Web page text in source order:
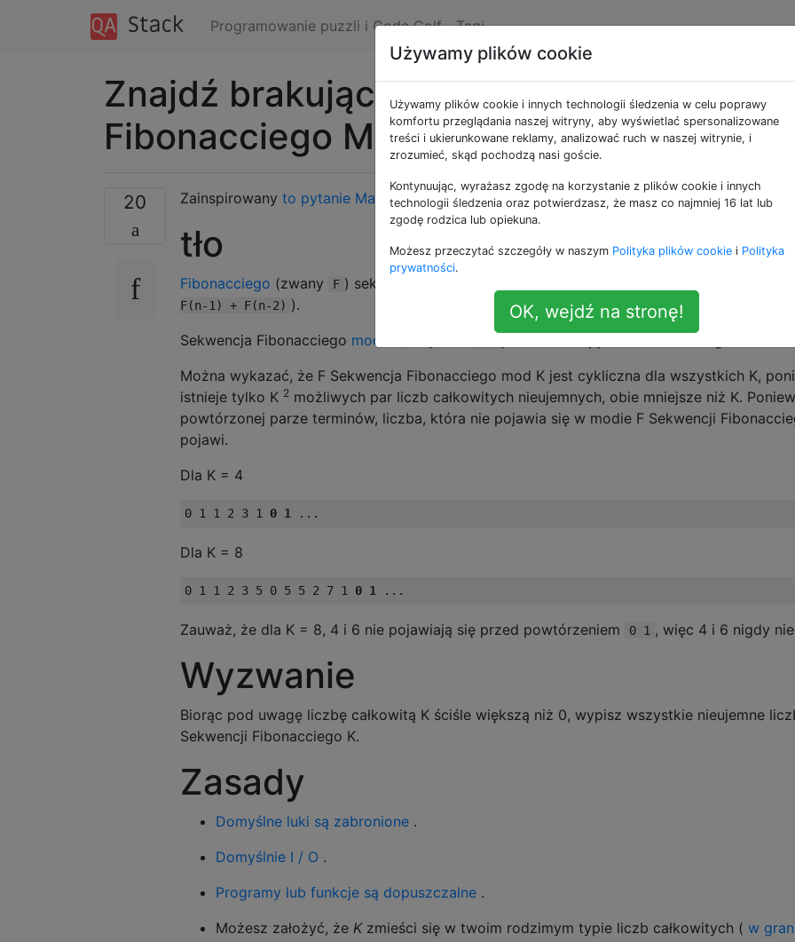
Programowanie puzzli i Code Golf Tagi
Znajdź brakujące liczby w sekwencji
Fibonacciego Mod K
20 Zainspirowany to pytanie Math.SE.
tło
Fibonacciego (zwany F ) sekwencję rozpoczynając
F(n-1) + F(n-2) ).
Sekwencja Fibonacciego mod
Można wykazać, że F Sekwencja Fibonacciego mod K jest cykliczna dla wszystkich K,
istnieje tylko K 2 możliwych par liczb całkowitych nieujemnych, obie mniejsze niż K.
powtórzonej parze terminów, liczba, która nie pojawia się w modie F Sekwencji
pojawi.
Dla K = 4
0 1 1 2 3 1 0 1 ...
Dla K = 8
0 1 1 2 3 5 0 5 5 2 7 1 0 1 ...
Zauważ, że dla K = 8, 4 i 6 nie pojawiają się przed powtórzeniem 0 1 , więc 4 i 6 nigdy
Wyzwanie
Biorąc pod uwagę liczbę całkowitą K ściśle większą niż 0, wypisz wszystkie nieujemne
Sekwencji Fibonacciego K.
Zasady
Domyślne luki są zabronione .
Domyślnie I / O .
Programy lub funkcje są dopuszczalne .
Możesz założyć, że Kzmieści się w twoim rodzimym typie liczb całkowitych ( w
Używamy plików cookie
Używamy plików cookie i innych technologii śledzenia w celu poprawy
komfortu przeglądania naszej witryny, aby wyświetlać spersonalizowane
treści i ukierunkowane reklamy, analizować ruch w naszej witrynie, i
zrozumieć, skąd pochodzą nasi goście.
Kontynuując, wyrażasz zgodę na korzystanie z plików cookie i innych
technologii śledzenia oraz potwierdzasz, że masz co najmniej 16 lat lub
zgodę rodzica lub opiekuna.
Możesz przeczytać szczegóły w naszym Polityka plików cookie i Polityka
prywatności.
OK, wejdź na stronę!